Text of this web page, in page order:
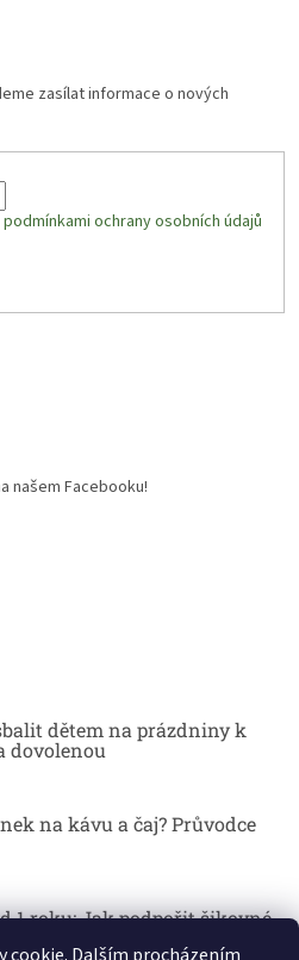
zasílat informace o nových
podmínkami ochrany osobních údajů
našem Facebooku!
dětem na prázdniny k
dovolenou
na kávu a čaj? Průvodce
1 roku: Jak podpořit šikovné